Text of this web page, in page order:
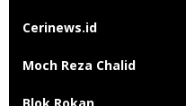
Cerinews.id
Moch Reza Chalid